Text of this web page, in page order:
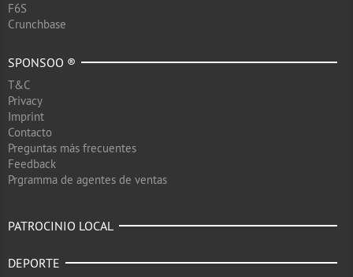
F6S
Crunchbase
SPONSOO ®
T&C
Privacy
Imprint
Contacto
Preguntas más frecuentes
Feedback
Prgramma de agentes de ventas
PATROCINIO LOCAL
DEPORTE